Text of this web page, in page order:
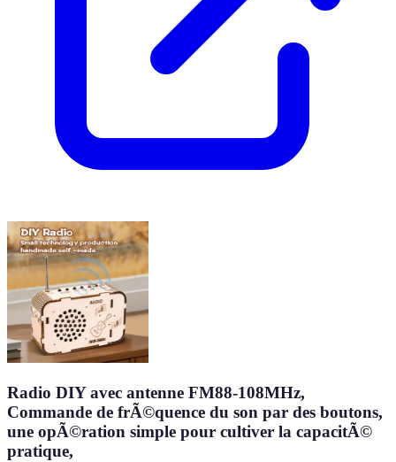
Radio DIY avec antenne FM88-108MHz,
Commande de frÃ©quence du son par des boutons,
une opÃ©ration simple pour cultiver la capacitÃ©
pratique,